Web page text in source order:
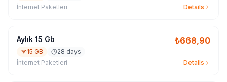
İnternet Paketleri
Details
Aylık 15 Gb ₺668,90
15 GB
28 days
İnternet Paketleri
Details